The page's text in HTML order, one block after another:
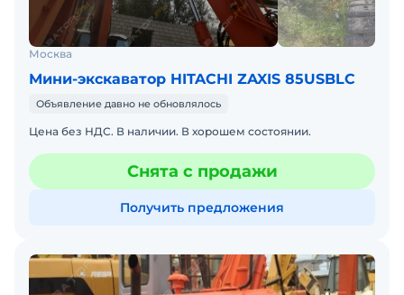
Москва
Мини-экскаватор HITACHI ZAXIS 85USBLC
Объявление давно не обновлялось
Цена без НДС. В наличии. В хорошем состоянии.
Снята с продажи
Получить предложения